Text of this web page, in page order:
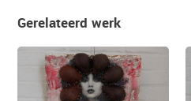
Gerelateerd werk